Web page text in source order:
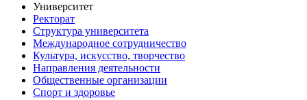
Университет
Ректорат
Структура университета
Международное сотрудничество
Культура, искусство, творчество
Направления деятельности
Общественные организации
Спорт и здоровье